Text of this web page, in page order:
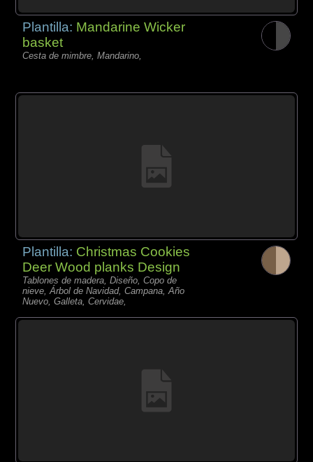
Plantilla: Mandarine Wicker
basket
Cesta de mimbre, Mandarino,
Plantilla: Christmas Cookies
Deer Wood planks Design
Tablones de madera, Diseño, Copo de
nieve, Árbol de Navidad, Campana, Año
Nuevo, Galleta, Cervidae,